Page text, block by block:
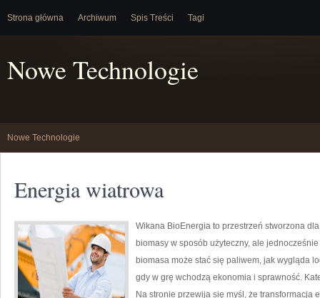
Strona główna Archiwum Spis Treści Tagi
Nowe Technologie
Nowe Technologie
Energia wiatrowa
Wikana BioEnergia to przestrzeń stworzona
biomasy w sposób użyteczny, ale
biomasa może stać się paliwem, jak wygląda
gdy w grę wchodzą ekonomia i sprawność.
Na stronie przewija się myśl, że transformacja